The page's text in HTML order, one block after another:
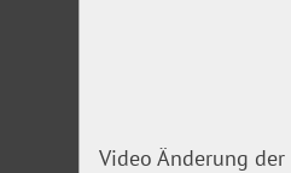
Video Änderung